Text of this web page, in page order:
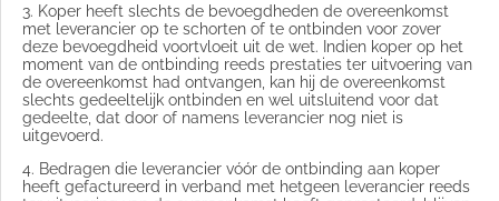
3. Koper heeft slechts de bevoegdheden de overeenkomst
met leverancier op te schorten of te ontbinden voor zover
deze bevoegdheid voortvloeit uit de wet. Indien koper op het
moment van de ontbinding reeds prestaties ter uitvoering van
de overeenkomst had ontvangen, kan hij de overeenkomst
slechts gedeeltelijk ontbinden en wel uitsluitend voor dat
gedeelte, dat door of namens leverancier nog niet is
uitgevoerd.
4. Bedragen die leverancier vóór de ontbinding aan koper
heeft gefactureerd in verband met hetgeen leverancier reeds